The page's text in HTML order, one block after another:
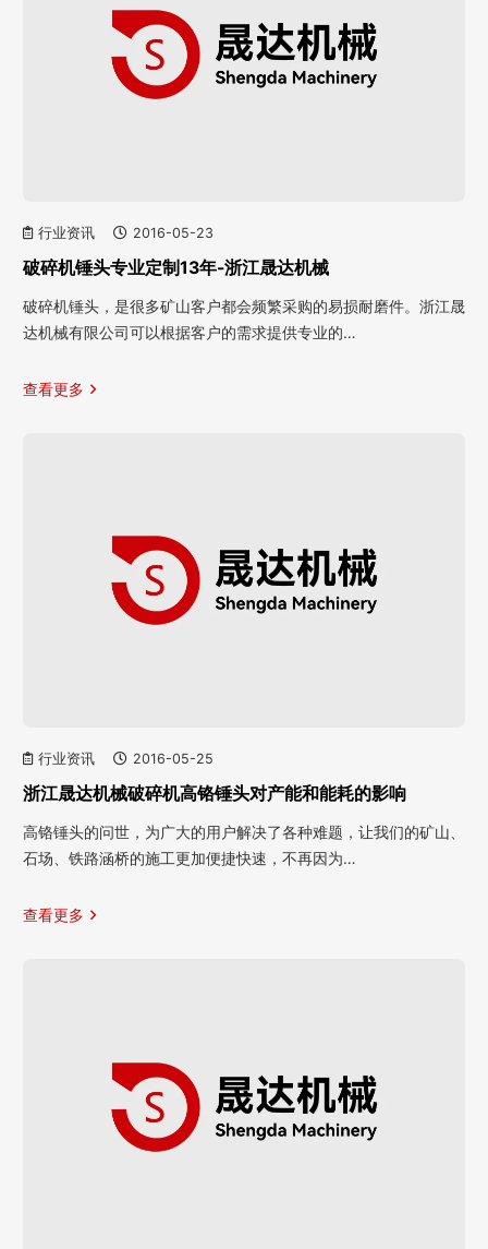
行业资讯 2016-05-23
破碎机锤头专业定制13年-浙江晟达机械
破碎机锤头，是很多矿山客户都会频繁采购的易损耐磨件。浙江晟
达机械有限公司可以根据客户的需求提供专业的…
查看更多
行业资讯 2016-05-25
浙江晟达机械破碎机高铬锤头对产能和能耗的影响
高铬锤头的问世，为广大的用户解决了各种难题，让我们的矿山、
石场、铁路涵桥的施工更加便捷快速，不再因为…
查看更多